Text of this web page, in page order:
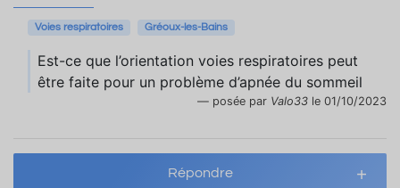
Voies respiratoires Gréoux-les-Bains
Est-ce que l’orientation voies respiratoires peut
être faite pour un problème d’apnée du sommeil
posée par Valo33 le 01/10/2023
Répondre